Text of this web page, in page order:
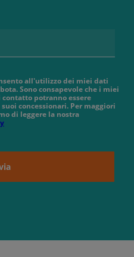
all'utilizzo dei miei dati
Sono consapevole che i miei
potranno essere
concessionari. Per maggiori
di leggere la nostra